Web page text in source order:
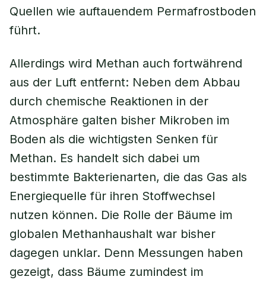
Quellen wie auftauendem Permafrostboden
führt.
Allerdings wird Methan auch fortwährend
aus der Luft entfernt: Neben dem Abbau
durch chemische Reaktionen in der
Atmosphäre galten bisher Mikroben im
Boden als die wichtigsten Senken für
Methan. Es handelt sich dabei um
bestimmte Bakterienarten, die das Gas als
Energiequelle für ihren Stoffwechsel
nutzen können. Die Rolle der Bäume im
globalen Methanhaushalt war bisher
dagegen unklar. Denn Messungen haben
gezeigt, dass Bäume zumindest im